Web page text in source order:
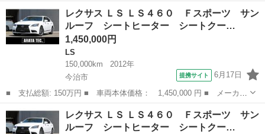
名： レクサス ■ 車種名： ＮＸ ■ グレード名： ＮＸ３００
ｈ ＷＡＬＤエアロ＆ＫＡＥＤＥ２０ＡＷ ＬＡＲＧＵＳフルタップ
車高調 純正...
愛媛 松山市 レクサス
レクサス ＬＳ ＬＳ４６０ Ｆスポーツ サン
ルーフ シートヒーター シートクー…
1,450,000円
LS
150,000km
2012年
今治市
提携サイト 6月17日
■ 支払総額: 150万円 ■ 車両本体価格： 1,450,000 円 ■ メーカー
名： レクサス ■ 車種名： ＬＳ ■ グレード名： ＬＳ４６０
Ｆスポーツ サンルーフ シートヒーター シートクーラー シート
メモリ機能...
愛媛 今治市 LS
レクサス ＬＳ ＬＳ４６０ Ｆスポーツ サン
ルーフ シートヒーター シートクー…